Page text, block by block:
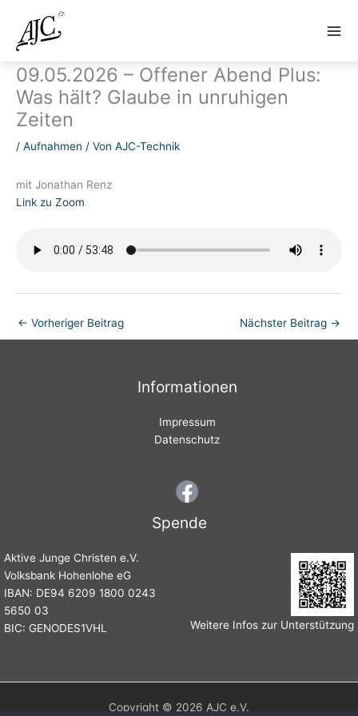
Inhalt
springen
09.05.2026 – Offener Abend Plus:
Was hält? Glaube in unruhigen
Zeiten
/ Aufnahmen / Von AJC-Technik
mit Jonathan Renz
Link zu Zoom
← Vorheriger Beitrag Nächster Beitrag →
Informationen
Impressum
Datenschutz
Spende
Aktive Junge Christen e.V.
Volksbank Hohenlohe eG
IBAN: DE94 6209 1800 0243
5650 03
BIC: GENODES1VHL
Weitere Infos zur Unterstützung
Copyright © 2026 AJC e.V.